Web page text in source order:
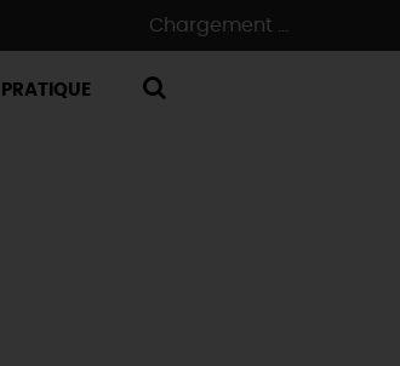
Chargement ...
PRATIQUE